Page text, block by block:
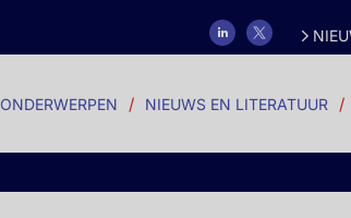
ONDERWERPEN NIEUWS EN LITERATUUR